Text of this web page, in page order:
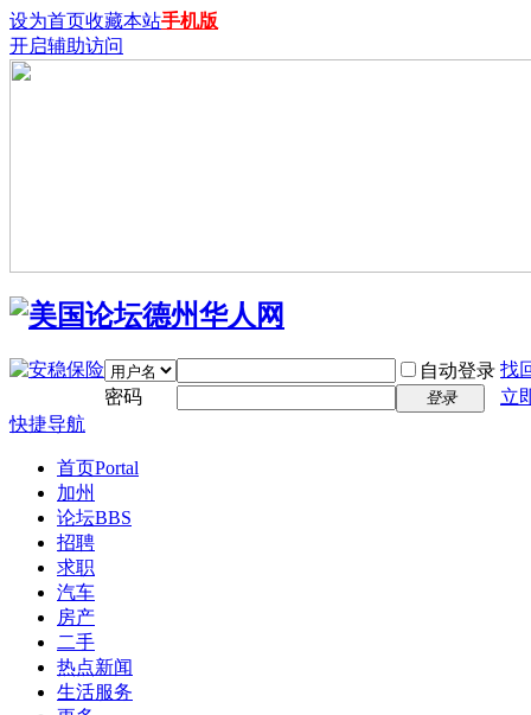
设为首页收藏本站手机版
开启辅助访问
自动登录 找
密码
登录
立
快捷导航
首页Portal
加州
论坛BBS
招聘
求职
汽车
房产
二手
热点新闻
生活服务